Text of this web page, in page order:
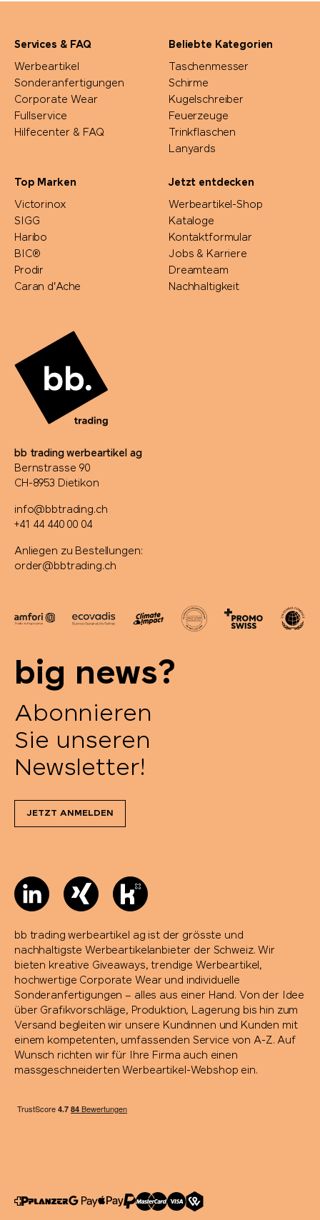
Services & FAQ
Werbeartikel
Sonderanfertigungen
Corporate Wear
Fullservice
Hilfecenter & FAQ
Beliebte Kategorien
Taschenmesser
Schirme
Kugelschreiber
Feuerzeuge
Trinkflaschen
Lanyards
Top Marken
Victorinox
SIGG
Haribo
BIC®
Prodir
Caran d'Ache
Jetzt entdecken
Werbeartikel-Shop
Kataloge
Kontaktformular
Jobs & Karriere
Dreamteam
Nachhaltigkeit
bb trading werbeartikel ag
Bernstrasse 90
CH-8953 Dietikon
info@bbtrading.ch
+41 44 440 00 04
Anliegen zu Bestellungen:
order@bbtrading.ch
big news?
Abonnieren
Sie unseren
Newsletter!
JETZT ANMELDEN
bb trading werbeartikel ag ist der grösste und
nachhaltigste Werbeartikelanbieter der Schweiz. Wir
bieten kreative Giveaways, trendige Werbeartikel,
hochwertige Corporate Wear und individuelle
Sonderanfertigungen – alles aus einer Hand. Von der Idee
über Grafikvorschläge, Produktion, Lagerung bis hin zum
Versand begleiten wir unsere Kundinnen und Kunden mit
einem kompetenten, umfassenden Service von A-Z. Auf
Wunsch richten wir für Ihre Firma auch einen
massgeschneiderten Werbeartikel-Webshop ein.